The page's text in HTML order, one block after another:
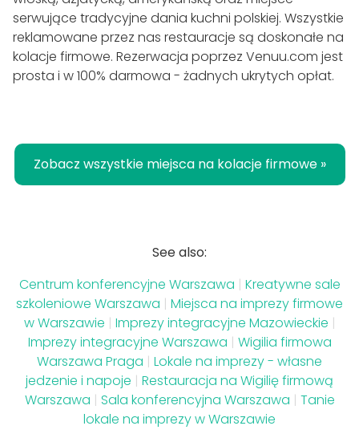
serwujące tradycyjne dania kuchni polskiej. Wszystkie
reklamowane przez nas restauracje są doskonałe na
kolacje firmowe. Rezerwacja poprzez Venuu.com jest
prosta i w 100% darmowa - żadnych ukrytych opłat.
Zobacz wszystkie miejsca na kolacje firmowe »
See also:
Centrum konferencyjne Warszawa | Kreatywne sale
szkoleniowe Warszawa | Miejsca na imprezy firmowe
w Warszawie | Imprezy integracyjne Mazowieckie |
Imprezy integracyjne Warszawa | Wigilia firmowa
Warszawa Praga | Lokale na imprezy - własne
jedzenie i napoje | Restauracja na Wigilię firmową
Warszawa | Sala konferencyjna Warszawa | Tanie
lokale na imprezy w Warszawie